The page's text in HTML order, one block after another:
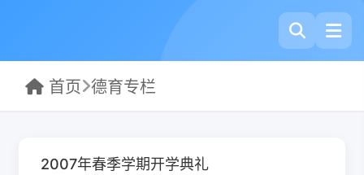
首页 德育专栏
2007年春季学期开学典礼